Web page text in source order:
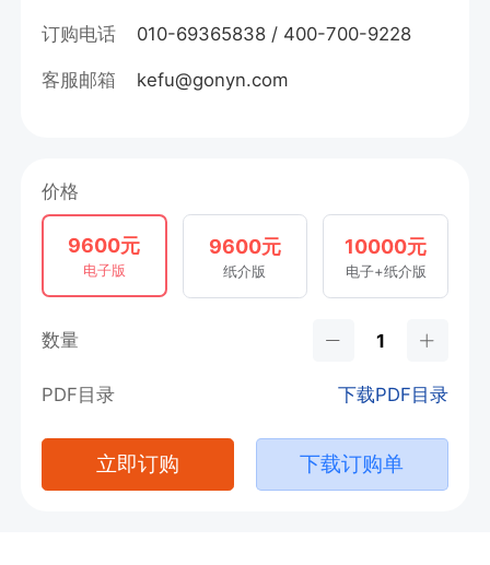
订购电话 010-69365838 / 400-700-9228
客服邮箱 kefu@gonyn.com
价格
9600元
电子版
9600元
纸介版
10000元
电子+纸介版
数量
PDF目录 下载PDF目录
立即订购 下载订购单